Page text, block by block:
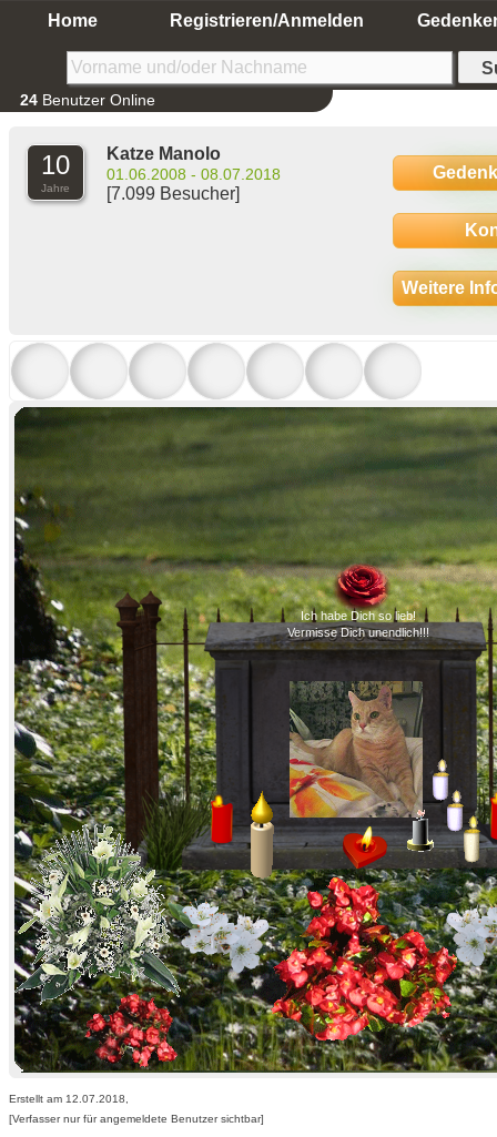
Home Registrieren/Anmelden
24 Benutzer Online
10
Jahre
Katze Manolo
01.06.2008 - 08.07.2018
[7.099 Besucher]
Weitere
Ich habe Dich so lieb!
Vermisse Dich unendlich!!!
Erstellt am 12.07.2018,
[Verfasser nur für angemeldete Benutzer sichtbar]